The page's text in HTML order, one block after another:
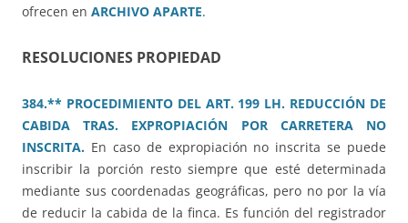
ofrecen en ARCHIVO APARTE.
RESOLUCIONES PROPIEDAD
384.** PROCEDIMIENTO DEL ART. 199 LH. REDUCCIÓN DE
CABIDA TRAS. EXPROPIACIÓN POR CARRETERA NO
INSCRITA. En caso de expropiación no inscrita se puede
inscribir la porción resto siempre que esté determinada
mediante sus coordenadas geográficas, pero no por la vía
de reducir la cabida de la finca. Es función del registrador